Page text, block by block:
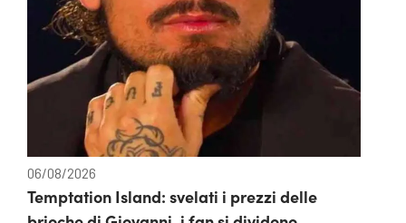
06/08/2026
Temptation Island: svelati i prezzi delle